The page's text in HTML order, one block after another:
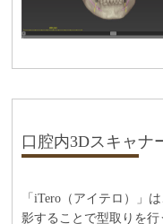
口腔内3Dスキャナ
「iTero（アイテロ）」
影することで型取りを